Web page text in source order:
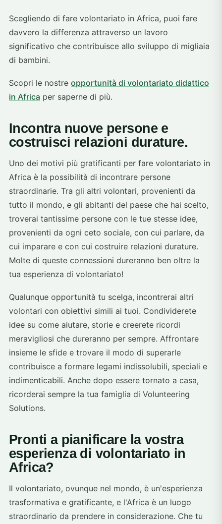
Scegliendo di fare volontariato in Africa, puoi fare
davvero la differenza attraverso un lavoro
significativo che contribuisce allo sviluppo di migliaia
di bambini.
Scopri le nostre opportunità di volontariato didattico
in Africa per saperne di più.
Incontra nuove persone e
costruisci relazioni durature.
Uno dei motivi più gratificanti per fare volontariato in
Africa è la possibilità di incontrare persone
straordinarie. Tra gli altri volontari, provenienti da
tutto il mondo, e gli abitanti del paese che hai scelto,
troverai tantissime persone con le tue stesse idee,
provenienti da ogni ceto sociale, con cui parlare, da
cui imparare e con cui costruire relazioni durature.
Molte di queste connessioni dureranno ben oltre la
tua esperienza di volontariato!
Qualunque opportunità tu scelga, incontrerai altri
volontari con obiettivi simili ai tuoi. Condividerete
idee su come aiutare, storie e creerete ricordi
meravigliosi che dureranno per sempre. Affrontare
insieme le sfide e trovare il modo di superarle
contribuisce a formare legami indissolubili, speciali e
indimenticabili. Anche dopo essere tornato a casa,
ricorderai sempre la tua famiglia di Volunteering
Solutions.
Pronti a pianificare la vostra
esperienza di volontariato in
Africa?
Il volontariato, ovunque nel mondo, è un'esperienza
trasformativa e gratificante, e l'Africa è un luogo
straordinario da prendere in considerazione. Che tu